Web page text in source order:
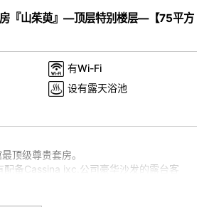
e
房『山茱萸』―顶层特别楼层―【75平方
有Wi-Fi
设有露天浴池
顶级尊贵套房。
配备Cassina ixc.公司豪华沙发的露台客